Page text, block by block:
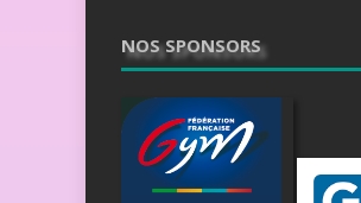
NOS SPONSORS